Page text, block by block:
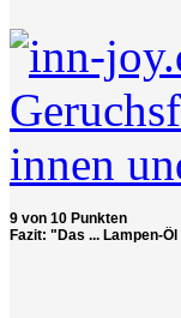
9 von 10 Punkten
Fazit: "Das ... Lampen-